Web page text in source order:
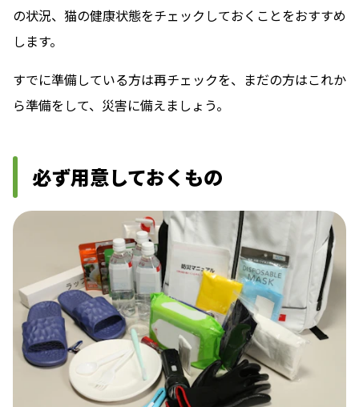
の状況、猫の健康状態をチェックしておくことをおすすめ
します。
すでに準備している方は再チェックを、まだの方はこれか
ら準備をして、災害に備えましょう。
必ず用意しておくもの